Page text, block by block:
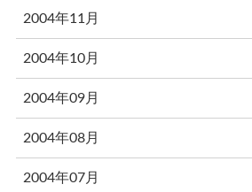
2004年11月
2004年10月
2004年09月
2004年08月
2004年07月